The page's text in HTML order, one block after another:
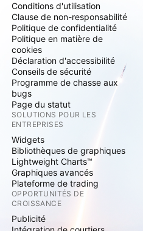
Conditions d'utilisation
Clause de non-responsabilité
Politique de confidentialité
Politique en matière de
cookies
Déclaration d'accessibilité
Conseils de sécurité
Programme de chasse aux
bugs
Page du statut
SOLUTIONS POUR LES
ENTREPRISES
Widgets
Bibliothèques de graphiques
Lightweight Charts™
Graphiques avancés
Plateforme de trading
OPPORTUNITÉS DE
CROISSANCE
Publicité